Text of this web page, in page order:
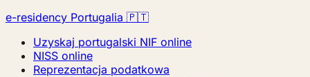
e-residency Portugalia 🇵🇹
Uzyskaj portugalski NIF online
NISS online
Reprezentacja podatkowa